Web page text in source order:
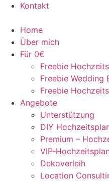
Kontakt
Home
Über mich
Für 0€
Freebie
Freebie Wedding
Freebie
Angebote
Unterstützung
DIY
Premium –
VIP-
Dekoverleih
Location